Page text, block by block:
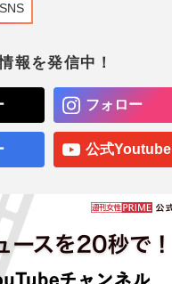
SNS
報を発信中！
フォロー
公式Youtube